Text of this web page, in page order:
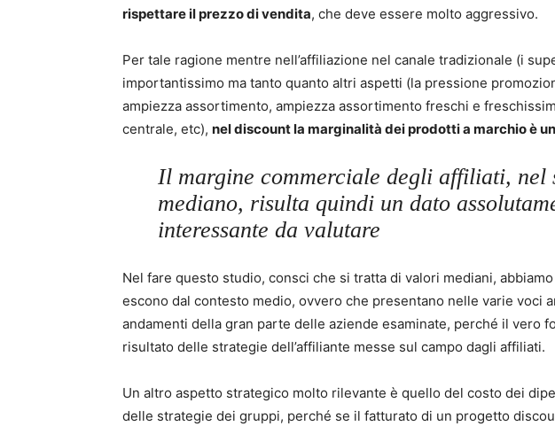
rispettare il prezzo di vendita, che deve essere molto aggressivo.
Per tale ragione mentre nell’affiliazione nel canale tradizionale (i
importantissimo ma tanto quanto altri aspetti (la pressione
ampiezza assortimento, ampiezza assortimento freschi e
centrale, etc), nel discount la marginalità dei prodotti a marchio è
Il margine commerciale degli affiliati, nel
mediano, risulta quindi un dato
interessante da valutare
Nel fare questo studio, consci che si tratta di valori mediani,
escono dal contesto medio, ovvero che presentano nelle varie voci
andamenti della gran parte delle aziende esaminate, perché il vero
risultato delle strategie dell’affiliante messe sul campo dagli affiliati.
Un altro aspetto strategico molto rilevante è quello del costo dei
delle strategie dei gruppi, perché se il fatturato di un progetto